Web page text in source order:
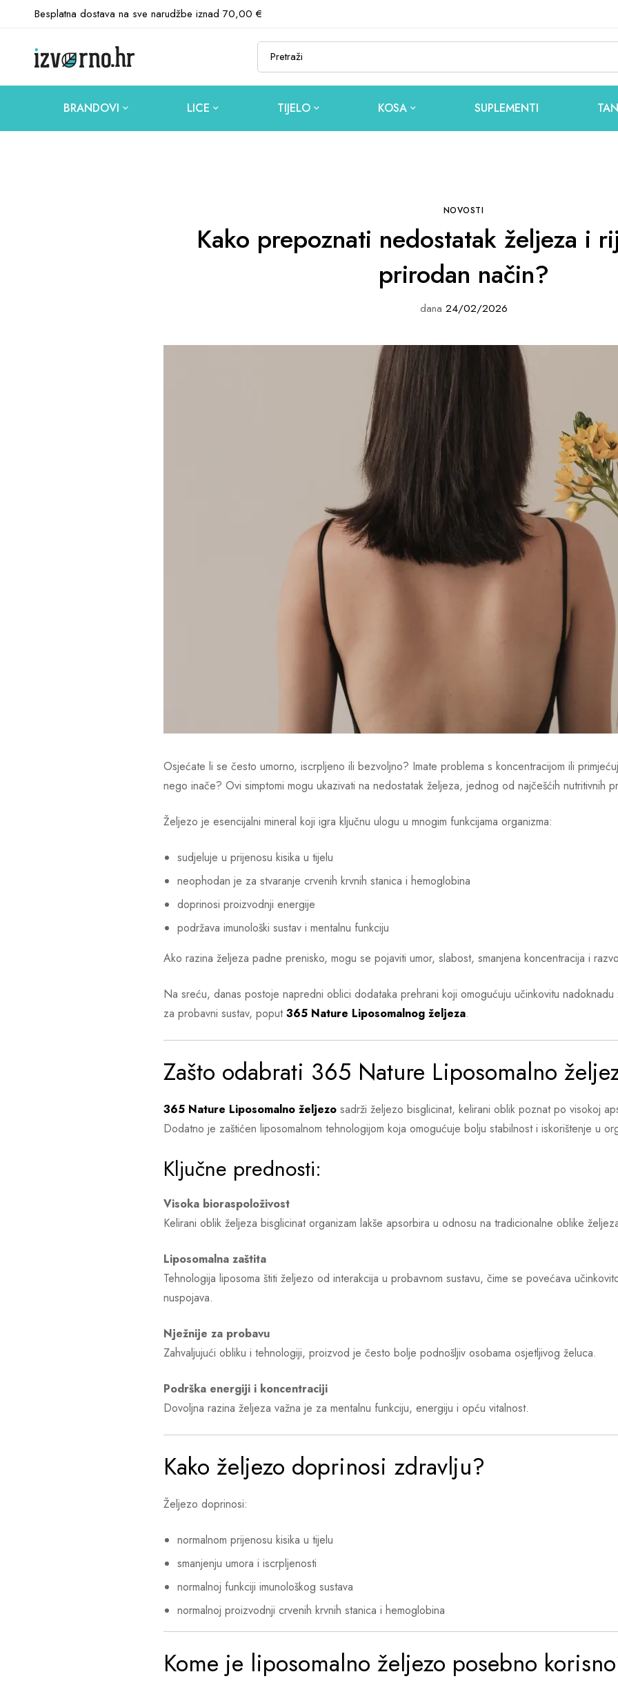
Besplatna dostava na sve narudžbe iznad 70,00 €
BRANDOVI LICE TIJELO KOSA SUPLEMENTI
NOVOSTI
Kako prepoznati nedostatak željeza i
prirodan način?
dana 24/02/2026
Osjećate li se često umorno, iscrpljeno ili bezvoljno? Imate problema s koncentracijom ili
nego inače? Ovi simptomi mogu ukazivati na nedostatak željeza, jednog od najčešćih nutritivnih
Željezo je esencijalni mineral koji igra ključnu ulogu u mnogim funkcijama organizma:
sudjeluje u prijenosu kisika u tijelu
neophodan je za stvaranje crvenih krvnih stanica i hemoglobina
doprinosi proizvodnji energije
podržava imunološki sustav i mentalnu funkciju
Ako razina željeza padne prenisko, mogu se pojaviti umor, slabost, smanjena koncentracija i
Na sreću, danas postoje napredni oblici dodataka prehrani koji omogućuju učinkovitu
za probavni sustav, poput365 Nature Liposomalnog željeza.
Zašto odabrati 365 Nature Liposomalno
365 Nature Liposomalno željezo sadrži željezo bisglicinat, kelirani oblik poznat po visokoj
Dodatno je zaštićen liposomalnom tehnologijom koja omogućuje bolju stabilnost i iskorištenje u
Ključne prednosti:
Visoka bioraspoloživost
Kelirani oblik željeza bisglicinat organizam lakše apsorbira u odnosu na tradicionalne oblike
Liposomalna zaštita
Tehnologija liposoma štiti željezo od interakcija u probavnom sustavu, čime se povećava
nuspojava.
Nježnije za probavu
Zahvaljujući obliku i tehnologiji, proizvod je često bolje podnošljiv osobama osjetljivog želuca.
Podrška energiji i koncentraciji
Dovoljna razina željeza važna je za mentalnu funkciju, energiju i opću vitalnost.
Kako željezo doprinosi zdravlju?
Željezo doprinosi:
normalnom prijenosu kisika u tijelu
smanjenju umora i iscrpljenosti
normalnoj funkciji imunološkog sustava
normalnoj proizvodnji crvenih krvnih stanica i hemoglobina
Kome je liposomalno željezo posebno